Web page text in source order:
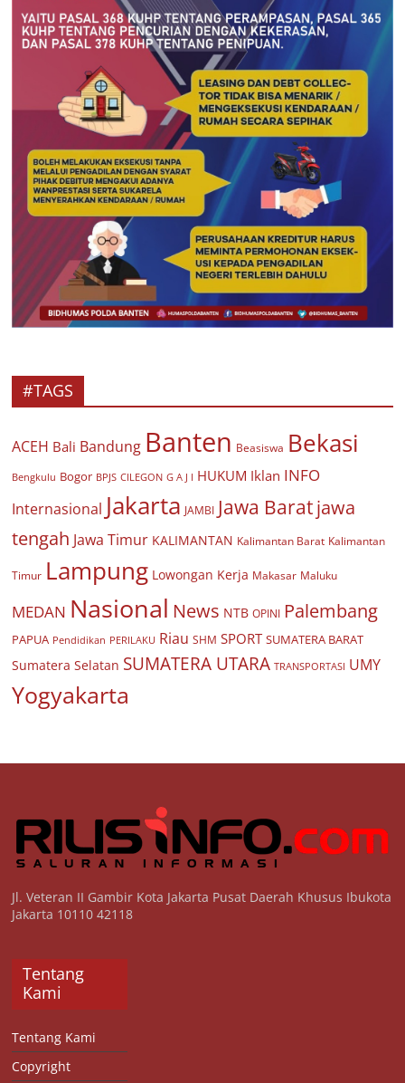
#TAGS
ACEH Bali Bandung Banten Beasiswa Bekasi
Bengkulu Bogor BPJS CILEGON G A J I HUKUM Iklan INFO
Internasional Jakarta JAMBI Jawa Baratjawa
tengah Jawa Timur KALIMANTAN Kalimantan Barat Kalimantan
Timur Lampung Lowongan Kerja Makasar Maluku
MEDAN Nasional News NTB OPINI Palembang
PAPUA Pendidikan PERILAKU Riau SHM SPORT SUMATERA BARAT
Sumatera Selatan SUMATERA UTARA TRANSPORTASI UMY
Yogyakarta
Jl. Veteran II Gambir Kota Jakarta Pusat Daerah Khusus Ibukota
Jakarta 10110 42118
Tentang
Kami
Tentang Kami
Copyright